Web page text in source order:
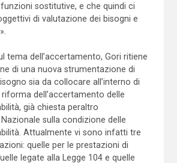
sostitutive, e che quindi ci
di valutazione dei bisogni e
tema dell’accertamento, Gori ritiene
di una nuova strumentazione di
sia da collocare all’interno di
dell’accertamento delle
già chiesta peraltro
Nazionale sulla condizione delle
Attualmente vi sono infatti tre
quelle per le prestazioni di
legate alla Legge 104 e quelle